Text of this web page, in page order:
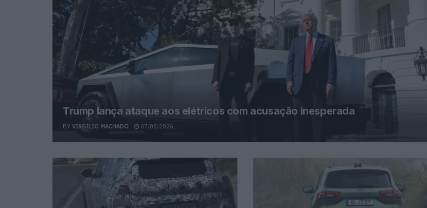
Trump lança ataque aos elétricos com acusação inesperada
BY VIRGILIO MACHADO 07/08/2026